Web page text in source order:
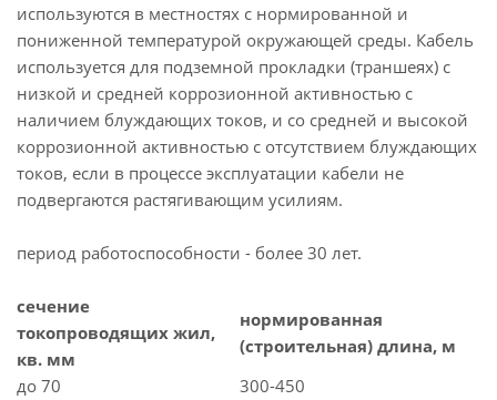
используются в местностях с нормированной и
пониженной температурой окружающей среды. Кабель
используется для подземной прокладки (траншеях) с
низкой и средней коррозионной активностью с
наличием блуждающих токов, и со средней и высокой
коррозионной активностью с отсутствием блуждающих
токов, если в процессе эксплуатации кабели не
подвергаются растягивающим усилиям.
период работоспособности - более 30 лет.
сечение
токопроводящих жил,
кв. мм
нормированная
(строительная) длина, м
до 70
300-450